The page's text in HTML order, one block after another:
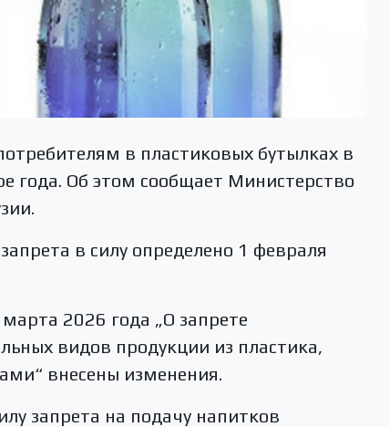
в пластиковых бутылках в
года. Об этом сообщает Министерство
в силу определено 1 февраля
2026 года „О запрете
видов продукции из пластика,
внесены изменения.
запрета на подачу напитков